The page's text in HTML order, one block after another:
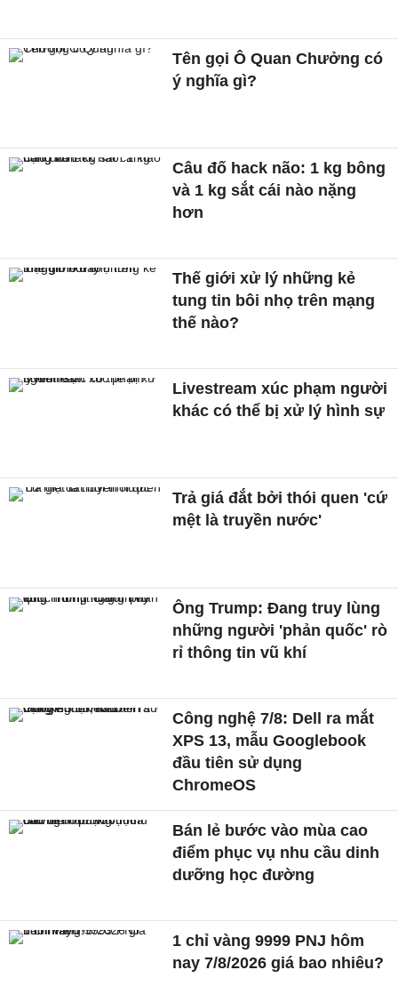
Tên gọi Ô Quan Chưởng có
ý nghĩa gì?
Câu đố hack não: 1 kg bông
và 1 kg sắt cái nào nặng
hơn
Thế giới xử lý những kẻ
tung tin bôi nhọ trên mạng
thế nào?
Livestream xúc phạm người
khác có thể bị xử lý hình sự
Trả giá đắt bởi thói quen 'cứ
mệt là truyền nước'
Ông Trump: Đang truy lùng
những người 'phản quốc' rò
rỉ thông tin vũ khí
Công nghệ 7/8: Dell ra mắt
XPS 13, mẫu Googlebook
đầu tiên sử dụng
ChromeOS
Bán lẻ bước vào mùa cao
điểm phục vụ nhu cầu dinh
dưỡng học đường
1 chỉ vàng 9999 PNJ hôm
nay 7/8/2026 giá bao nhiêu?